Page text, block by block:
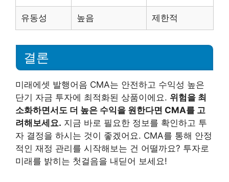
유동성 높음 제한적
결론
미래에셋 발행어음 CMA는 안전하고 수익성 높은
단기 자금 투자에 최적화된 상품이에요. 위험을 최
소화하면서도 더 높은 수익을 원한다면 CMA를 고
려해보세요. 지금 바로 필요한 정보를 확인하고 투
자 결정을 하시는 것이 좋겠어요. CMA를 통해 안정
적인 재정 관리를 시작해보는 건 어떨까요? 투자로
미래를 밝히는 첫걸음을 내딛어 보세요!